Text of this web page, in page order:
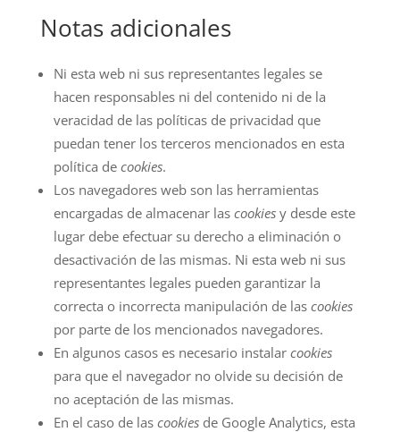
Notas adicionales
Ni esta web ni sus representantes legales se
hacen responsables ni del contenido ni de la
veracidad de las políticas de privacidad que
puedan tener los terceros mencionados en esta
política de cookies.
Los navegadores web son las herramientas
encargadas de almacenar las cookiesy desde este
lugar debe efectuar su derecho a eliminación o
desactivación de las mismas. Ni esta web ni sus
representantes legales pueden garantizar la
correcta o incorrecta manipulación de las cookies
por parte de los mencionados navegadores.
En algunos casos es necesario instalar cookies
para que el navegador no olvide su decisión de
no aceptación de las mismas.
En el caso de las cookiesde Google Analytics, esta